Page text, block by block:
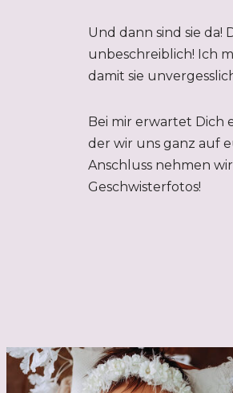
Und dann sind sie da!
unbeschreiblich! Ich
damit sie
Bei mir erwartet Dich
der wir uns ganz auf
Anschluss nehmen
Geschwisterfotos!